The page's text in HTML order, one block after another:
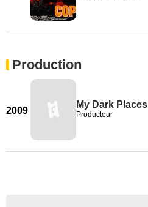
Production
2009
My Dark Places
Producteur